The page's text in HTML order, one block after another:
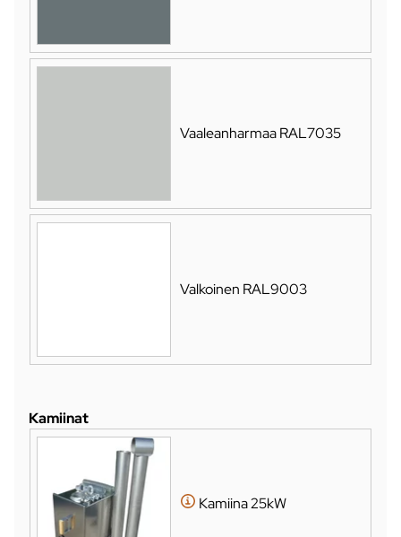
Vaaleanharmaa RAL7035
Valkoinen RAL9003
Kamiinat
Kamiina 25kW